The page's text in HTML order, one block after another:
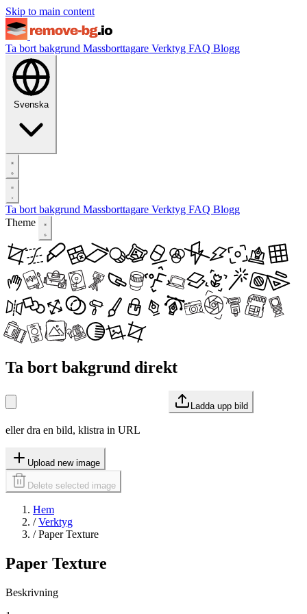
Skip to main content
Ta bort bakgrund Massborttagare Verktyg FAQ Blogg
Svenska
Ta bort bakgrund Massborttagare Verktyg FAQ Blogg
Theme
Ta bort bakgrund direkt
Ladda upp bild
eller dra en bild, klistra in URL
Upload new image
Delete selected image
Hem
/ Verktyg
/ Paper Texture
Paper Texture
Beskrivning